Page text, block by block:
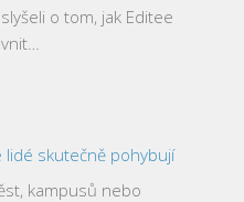
o tom, jak Editee
skutečně pohybují
kampusů nebo